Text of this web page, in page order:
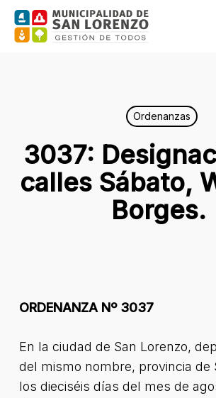
Skip
Ordenanzas
3037:
calles Sábato,
Borges.
ORDENANZA Nº 3037
En la ciudad de San Lorenzo,
del mismo nombre, provincia de
los dieciséis días del mes de